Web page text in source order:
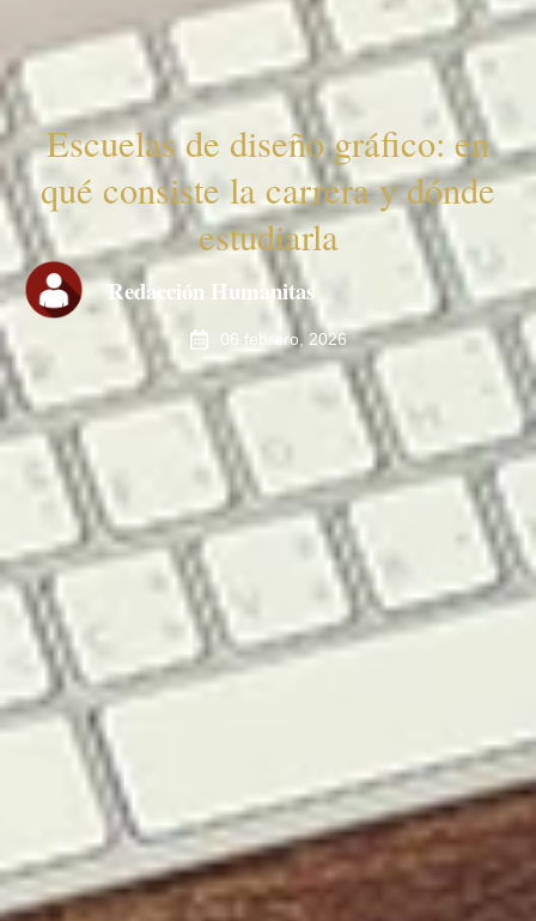
Escuelas de diseño gráfico: en
qué consiste la carrera y dónde
estudiarla
Redacción Humanitas
06 febrero, 2026